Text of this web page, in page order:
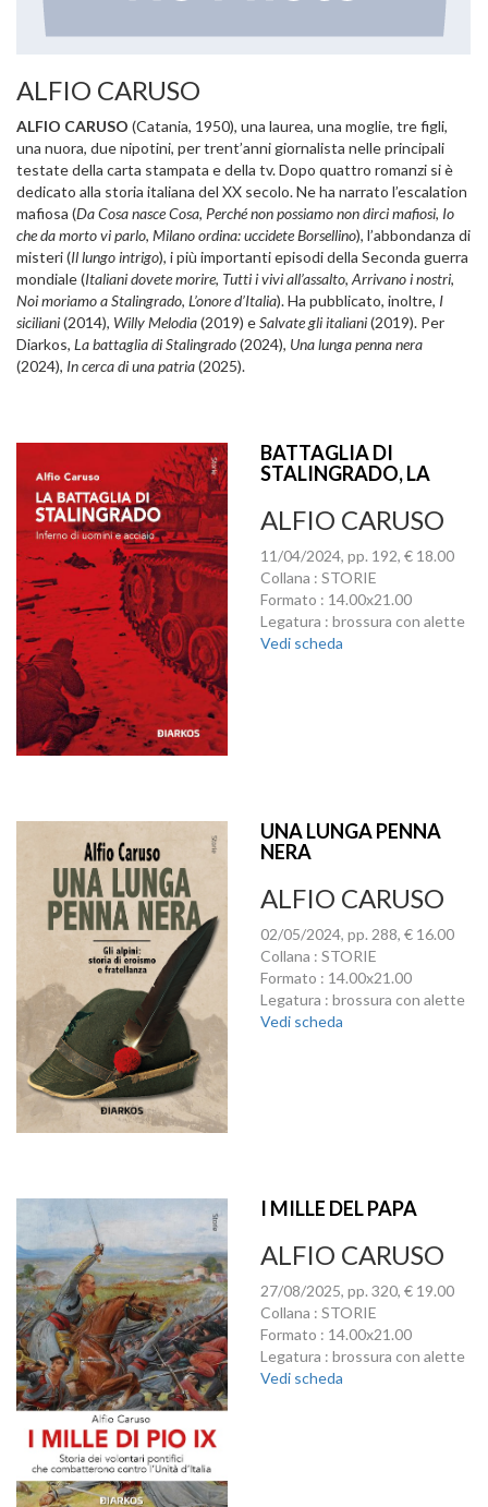
ALFIO CARUSO
ALFIO CARUSO (Catania, 1950), una laurea, una moglie, tre figli,
una nuora, due nipotini, per trent’anni giornalista nelle principali
testate della carta stampata e della tv. Dopo quattro romanzi si è
dedicato alla storia italiana del XX secolo. Ne ha narrato l’escalation
mafiosa (Da Cosa nasce Cosa, Perché non possiamo non dirci mafiosi, Io
che da morto vi parlo, Milano ordina: uccidete Borsellino), l’abbondanza di
misteri (Il lungo intrigo), i più importanti episodi della Seconda guerra
mondiale (Italiani dovete morire, Tutti i vivi all’assalto, Arrivano i nostri,
Noi moriamo a Stalingrado, L’onore d’Italia). Ha pubblicato, inoltre, I
siciliani(2014), Willy Melodia(2019) eSalvate gli italiani(2019). Per
Diarkos, La battaglia di Stalingrado(2024), Una lunga penna nera
(2024), In cerca di una patria(2025).
BATTAGLIA DI
STALINGRADO, LA
ALFIO CARUSO
11/04/2024, pp. 192, € 18.00
Collana : STORIE
Formato : 14.00x21.00
Legatura : brossura con alette
Vedi scheda
UNA LUNGA PENNA
NERA
ALFIO CARUSO
02/05/2024, pp. 288, € 16.00
Collana : STORIE
Formato : 14.00x21.00
Legatura : brossura con alette
Vedi scheda
I MILLE DEL PAPA
ALFIO CARUSO
27/08/2025, pp. 320, € 19.00
Collana : STORIE
Formato : 14.00x21.00
Legatura : brossura con alette
Vedi scheda